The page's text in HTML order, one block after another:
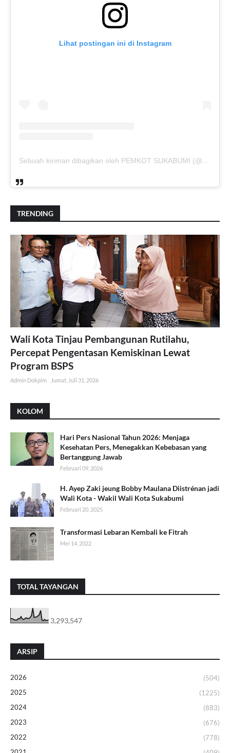
Lihat postingan ini di Instagram
Sebuah kiriman dibagikan oleh PEMKOT SUKABUMI (@pemkotsukabumi_)
TRENDING
Wali Kota Tinjau Pembangunan Rutilahu,
Percepat Pengentasan Kemiskinan Lewat
Program BSPS
Admin Dokpim Jumat, Juli 31, 2026
KOLOM
Hari Pers Nasional Tahun 2026: Menjaga
Kesehatan Pers, Menegakkan Kebebasan yang
Bertanggung Jawab
Februari 09, 2026
H. Ayep Zaki jeung Bobby Maulana Diistrénan jadi
Wali Kota - Wakil Wali Kota Sukabumi
Februari 20, 2025
Transformasi Lebaran Kembali ke Fitrah
Mei 14, 2022
TOTAL TAYANGAN
3,293,547
ARSIP
2026
(504)
2025
(1225)
2024
(883)
2023
(676)
2022
(778)